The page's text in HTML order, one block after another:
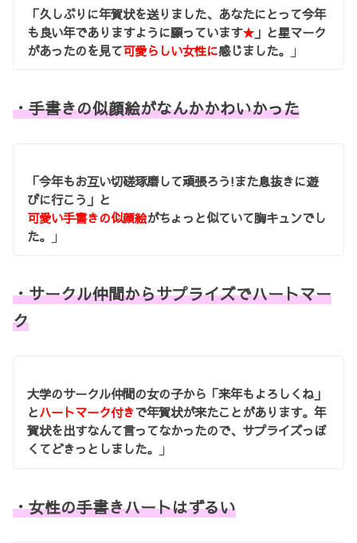
「久しぶりに年賀状を送りました、あなたにとって今年
も良い年でありますように願っています★ 」と星マーク
があったのを見て可愛らしい女性に感じました。 」
・手書きの似顔絵がなんかかわいかった
「今年もお互い切磋琢磨して頑張ろう!また息抜きに遊
びに行こう」と
可愛い手書きの似顔絵がちょっと似ていて胸キュンでし
た。
」
・サークル仲間からサプライズでハートマー
ク
大学のサークル仲間の女の子から「来年もよろしくね」
とハートマーク付きで年賀状が来たことがあります。年
賀状を出すなんて言ってなかったので、サプライズっぽ
くてどきっとしました。
」
・女性の手書きハートはずるい